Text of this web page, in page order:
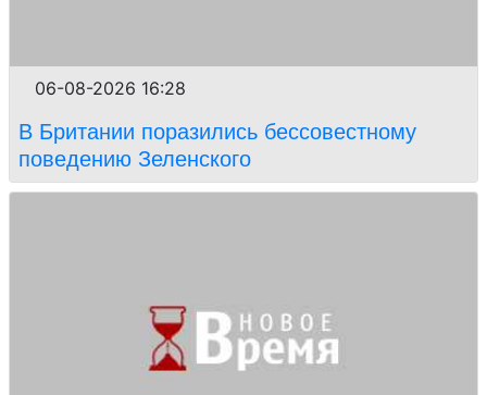
06-08-2026 16:28
В Британии поразились бессовестному
поведению Зеленского